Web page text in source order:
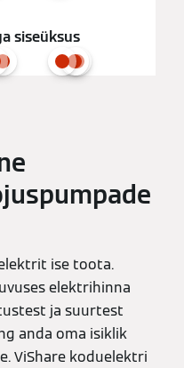
siseüksus
ise toota.
elektrihinna
ja suurtest
anda oma isiklik
ViShare koduelektri